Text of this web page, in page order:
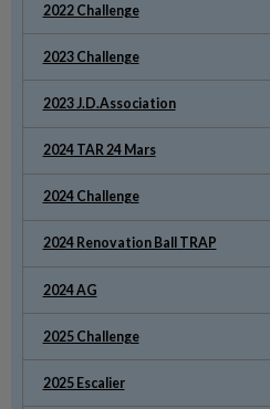
2022 Challenge
2023 Challenge
2023 J.D.Association
2024 TAR 24 Mars
2024 Challenge
2024 Renovation Ball TRAP
2024 AG
2025 Challenge
2025 Escalier